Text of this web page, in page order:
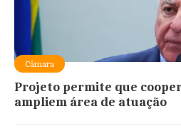
Câmara
Projeto permite que
ampliem área de atuação